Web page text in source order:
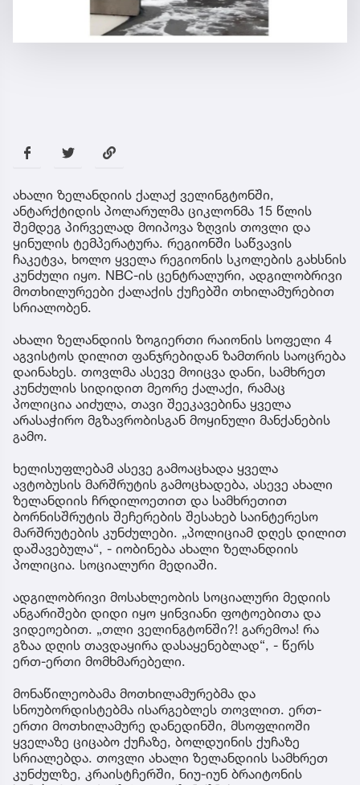
ახალი ზელანდიის ქალაქ ველინგტონში,
ანტარქტიდის პოლარულმა ციკლონმა 15 წლის
შემდეგ პირველად მოიპოვა ზღვის თოვლი და
ყინულის ტემპერატურა. რეგიონში საწვავის
ჩაკეტვა, ხოლო ყველა რეგიონის სკოლების გახსნის
კუნძული იყო. NBC-ის ცენტრალური, ადგილობრივი
მოთხილურეები ქალაქის ქუჩებში თხილამურებით
სრიალობენ.
ახალი ზელანდიის ზოგიერთი რაიონის სოფელი 4
აგვისტოს დილით ფანჯრებიდან ზამთრის საოცრება
დაინახეს. თოვლმა ასევე მოიცვა დანი, სამხრეთ
კუნძულის სიდიდით მეორე ქალაქი, რამაც
პოლიცია აიძულა, თავი შეეკავებინა ყველა
არასაჭირო მგზავრობისგან მოყინული მანქანების
გამო.
ხელისუფლებამ ასევე გამოაცხადა ყველა
ავტობუსის მარშრუტის გამოცხადება, ასევე ახალი
ზელანდიის ჩრდილოეთით და სამხრეთით
ბორნისშრუტის შეჩერების შესახებ საინტერესო
მარშრუტების კუნძულები. „პოლიციამ დღეს დილით
დაშავებულა“, - იობინება ახალი ზელანდიის
პოლიცია. სოციალური მედიაში.
ადგილობრივი მოსახლეობის სოციალური მედიის
ანგარიშები დიდი იყო ყინვიანი ფოტოებითა და
ვიდეოებით. „თლი ველინგტონში?! გარემოა! რა
გზაა დღის თავდაყირა დასაყენებლად“, - წერს
ერთ-ერთი მომხმარებელი.
მონაწილეობამა მოთხილამურებმა და
სნოუბორდისტებმა ისარგებლეს თოვლით. ერთ-
ერთი მოთხილამურე დანედინში, მსოფლიოში
ყველაზე ციცაბო ქუჩაზე, ბოლდუინის ქუჩაზე
სრიალებდა. თოვლი ახალი ზელანდიის სამხრეთ
კუნძულზე, კრაისტჩერში, ნიუ-იუნ ბრაიტონის